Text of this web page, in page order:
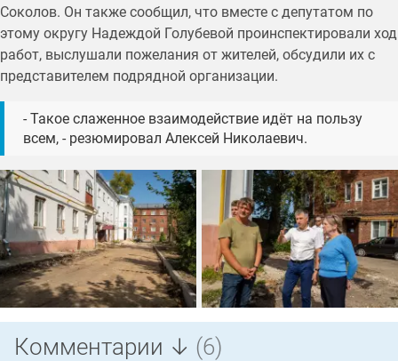
Соколов. Он также сообщил, что вместе с депутатом по
этому округу Надеждой Голубевой проинспектировали ход
работ, выслушали пожелания от жителей, обсудили их с
представителем подрядной организации.
- Такое слаженное взаимодействие идёт на пользу
всем, - резюмировал Алексей Николаевич.
Комментарии ↓ (6)